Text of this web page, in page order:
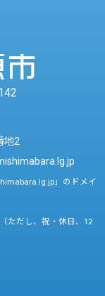
地2
」のドメイ
ただし、祝・休日、12